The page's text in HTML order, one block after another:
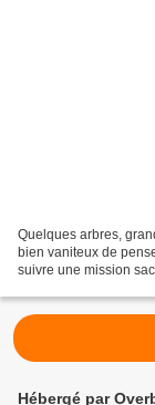
Quelques arbres,
bien vaniteux de
suivre une mission
Hébergé par